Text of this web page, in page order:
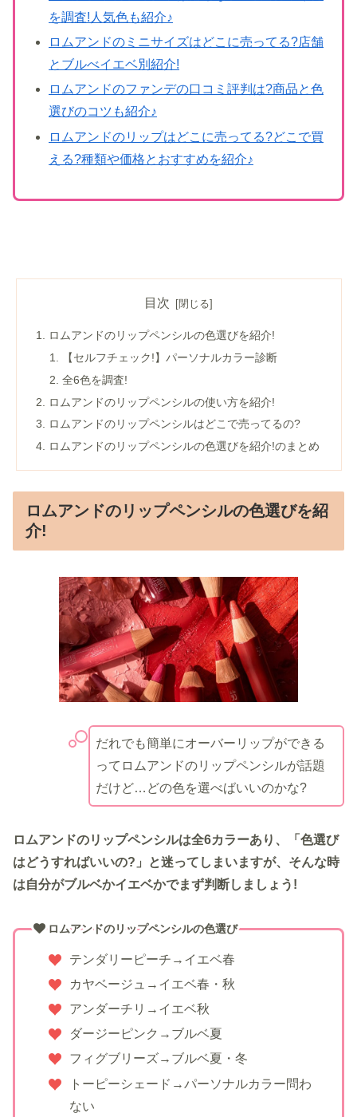
を調査!人気色も紹介♪
ロムアンドのミニサイズはどこに売ってる?店舗
とブルべイエベ別紹介!
ロムアンドのファンデの口コミ評判は?商品と色
選びのコツも紹介♪
ロムアンドのリップはどこに売ってる?どこで買
える?種類や価格とおすすめを紹介♪
目次
ロムアンドのリップペンシルの色選びを紹介!
【セルフチェック!】パーソナルカラー診断
全6色を調査!
ロムアンドのリップペンシルの使い方を紹介!
ロムアンドのリップペンシルはどこで売ってるの?
ロムアンドのリップペンシルの色選びを紹介!のまとめ
ロムアンドのリップペンシルの色選びを紹
介!
だれでも簡単にオーバーリップができる
ってロムアンドのリップペンシルが話題
だけど…どの色を選べばいいのかな?
ロムアンドのリップペンシルは全6カラーあり、「色選び
はどうすればいいの?」と迷ってしまいますが、そんな時
は自分がブルベかイエベかでまず判断しましょう!
ロムアンドのリップペンシルの色選び
テンダリーピーチ→イエベ春
カヤベージュ→イエベ春・秋
アンダーチリ→イエベ秋
ダージーピンク→ブルベ夏
フィグブリーズ→ブルベ夏・冬
トーピーシェード→パーソナルカラー問わ
ない